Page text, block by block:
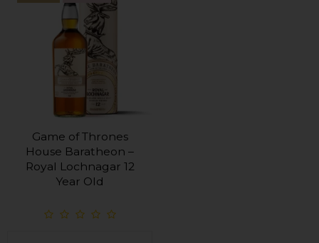
Game of Thrones
House Baratheon –
Royal Lochnagar 12
Year Old